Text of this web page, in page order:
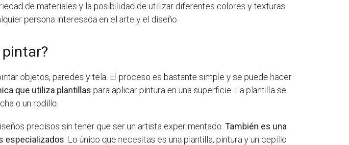
de materiales y la posibilidad de utilizar diferentes colores y texturas
persona interesada en el arte y el diseño.
objetos, paredes y tela. El proceso es bastante simple y se puede hacer
que utiliza plantillas para aplicar pintura en una superficie. La plantilla se
o un rodillo.
precisos sin tener que ser un artista experimentado.También es una
especializados . Lo único que necesitas es una plantilla, pintura y un cepillo